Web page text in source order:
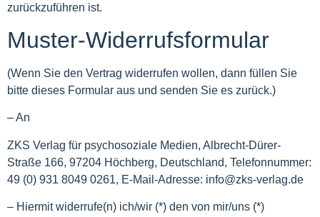
zurückzuführen ist.
Muster-Widerrufsformular
(Wenn Sie den Vertrag widerrufen wollen, dann füllen Sie
bitte dieses Formular aus und senden Sie es zurück.)
– An
ZKS Verlag für psychosoziale Medien, Albrecht-Dürer-
Straße 166, 97204 Höchberg, Deutschland, Telefonnummer:
49 (0) 931 8049 0261, E‑Mail-Adresse: info@zks-verlag.de
– Hiermit widerrufe(n) ich/wir (*) den von mir/uns (*)